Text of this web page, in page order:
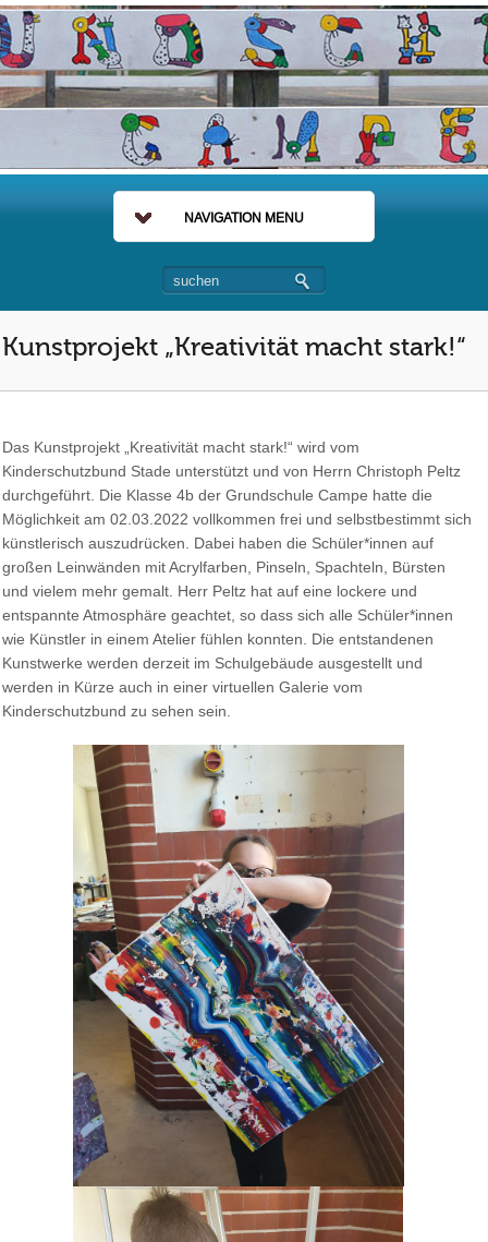
NAVIGATION MENU
Kunstprojekt „Kreativität macht stark!“
Das Kunstprojekt „Kreativität macht stark!“ wird vom
Kinderschutzbund Stade unterstützt und von Herrn Christoph Peltz
durchgeführt. Die Klasse 4b der Grundschule Campe hatte die
Möglichkeit am 02.03.2022 vollkommen frei und selbstbestimmt sich
künstlerisch auszudrücken. Dabei haben die Schüler*innen auf
großen Leinwänden mit Acrylfarben, Pinseln, Spachteln, Bürsten
und vielem mehr gemalt. Herr Peltz hat auf eine lockere und
entspannte Atmosphäre geachtet, so dass sich alle Schüler*innen
wie Künstler in einem Atelier fühlen konnten. Die entstandenen
Kunstwerke werden derzeit im Schulgebäude ausgestellt und
werden in Kürze auch in einer virtuellen Galerie vom
Kinderschutzbund zu sehen sein.